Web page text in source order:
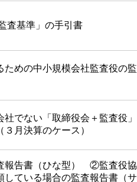
査基準」の手引書
めの中小規模会社監査役の監
でない「取締役会＋監査役」
月決算のケース）
報告書（ひな型） ②監査役協
ている場合の監査報告書（サ